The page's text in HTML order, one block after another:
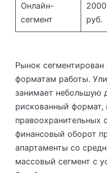
Онлайн-
сегмент
руб.
Рынок
форматам работы.
занимает небольшую
рискованный
правоохранительных
финансовый оборот
апартаменты со
массовый сегмент с